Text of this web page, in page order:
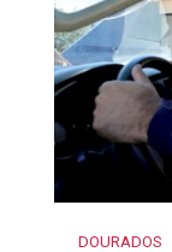
DOURADOS